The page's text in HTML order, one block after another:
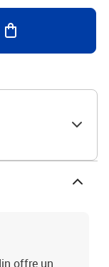
x 56 x 118 cm (l x P
du siège à
partir du sol : 33
:1 x table4 x
offre un